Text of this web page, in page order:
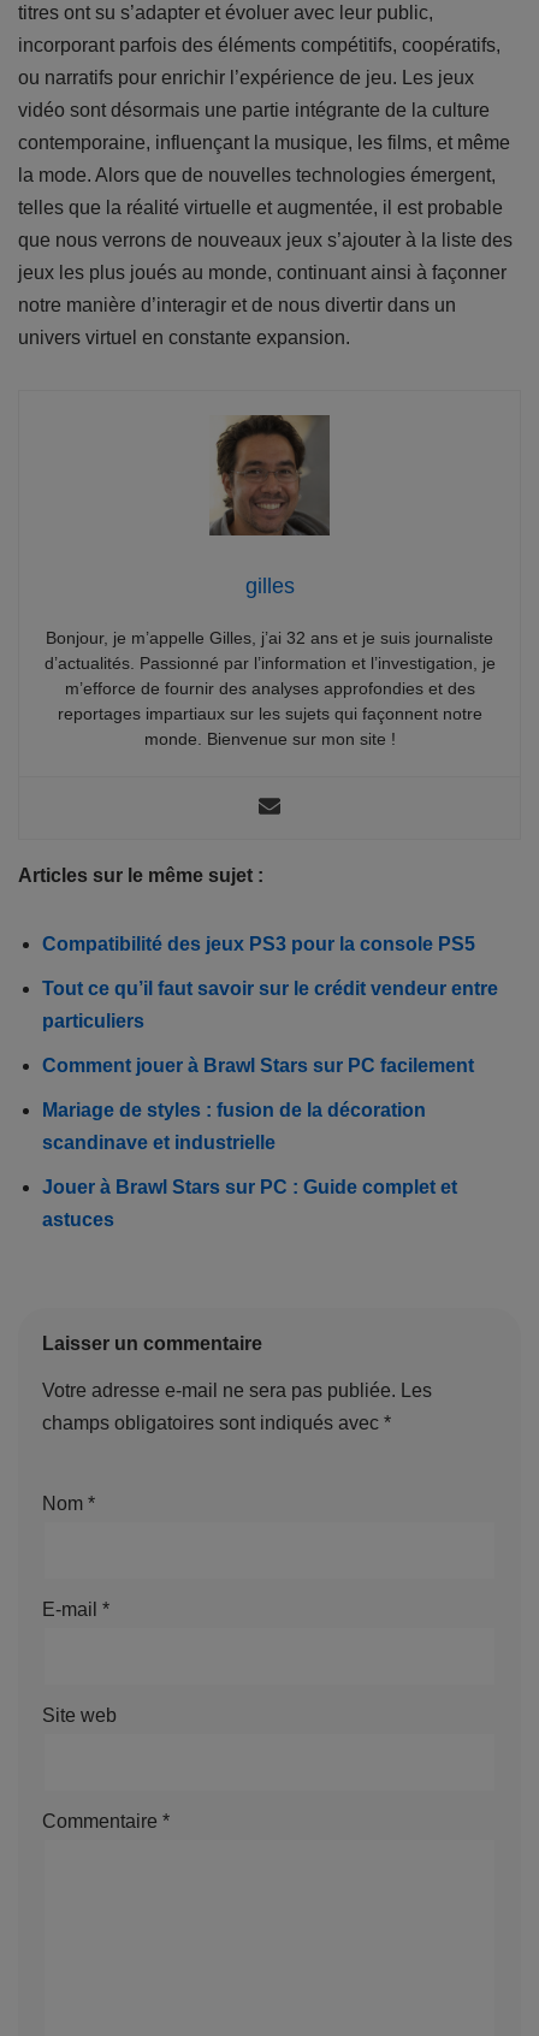
titres ont su s’adapter et évoluer avec leur public,
incorporant parfois des éléments compétitifs, coopératifs,
ou narratifs pour enrichir l’expérience de jeu. Les jeux
vidéo sont désormais une partie intégrante de la culture
contemporaine, influençant la musique, les films, et même
la mode. Alors que de nouvelles technologies émergent,
telles que la réalité virtuelle et augmentée, il est probable
que nous verrons de nouveaux jeux s’ajouter à la liste des
jeux les plus joués au monde, continuant ainsi à façonner
notre manière d’interagir et de nous divertir dans un
univers virtuel en constante expansion.
gilles
Bonjour, je m’appelle Gilles, j’ai 32 ans et je suis journaliste
d’actualités. Passionné par l’information et l’investigation, je
m’efforce de fournir des analyses approfondies et des
reportages impartiaux sur les sujets qui façonnent notre
monde. Bienvenue sur mon site !
Articles sur le même sujet :
Compatibilité des jeux PS3 pour la console PS5
Tout ce qu’il faut savoir sur le crédit vendeur entre
particuliers
Comment jouer à Brawl Stars sur PC facilement
Mariage de styles : fusion de la décoration
scandinave et industrielle
Jouer à Brawl Stars sur PC : Guide complet et
astuces
Laisser un commentaire
Votre adresse e-mail ne sera pas publiée.
Les
champs obligatoires sont indiqués avec *
Nom *
E-mail *
Site web
Commentaire *